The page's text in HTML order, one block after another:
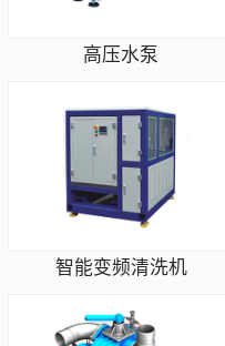
高压水泵
智能变频清洗机